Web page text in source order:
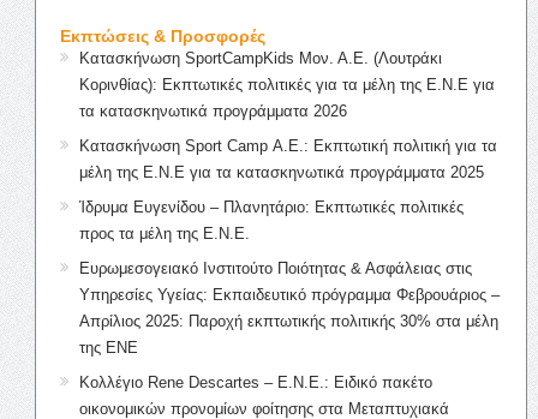
Εκπτώσεις & Προσφορές
Κατασκήνωση SportCampKids Μον. Α.Ε. (Λουτράκι
Κορινθίας): Εκπτωτικές πολιτικές για τα μέλη της Ε.Ν.Ε για
τα κατασκηνωτικά προγράμματα 2026
Κατασκήνωση Sport Camp Α.Ε.: Εκπτωτική πολιτική για τα
μέλη της Ε.Ν.Ε για τα κατασκηνωτικά προγράμματα 2025
Ίδρυμα Ευγενίδου – Πλανητάριο: Εκπτωτικές πολιτικές
προς τα μέλη της Ε.Ν.Ε.
Ευρωμεσογειακό Ινστιτούτο Ποιότητας & Ασφάλειας στις
Υπηρεσίες Υγείας: Εκπαιδευτικό πρόγραμμα Φεβρουάριος –
Απρίλιος 2025: Παροχή εκπτωτικής πολιτικής 30% στα μέλη
της ΕΝΕ
Κολλέγιο Rene Descartes – Ε.Ν.Ε.: Ειδικό πακέτο
οικονομικών προνομίων φοίτησης στα Μεταπτυχιακά